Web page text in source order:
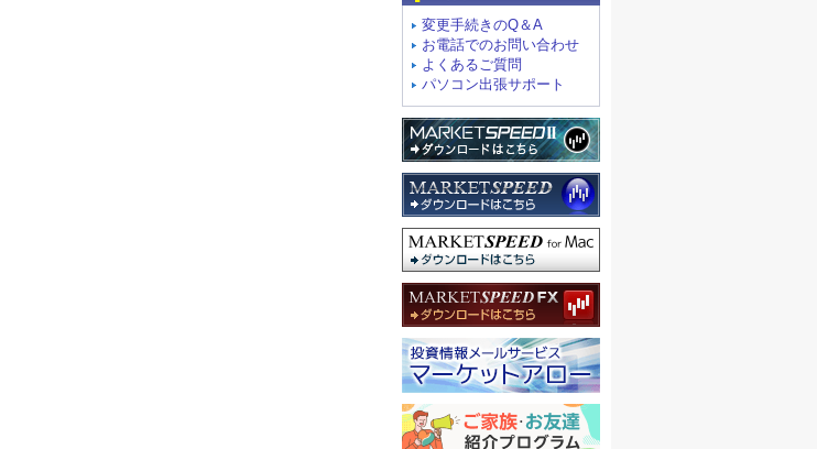
変更手続きのQ＆A
お電話でのお問い合わせ
よくあるご質問
パソコン出張サポート